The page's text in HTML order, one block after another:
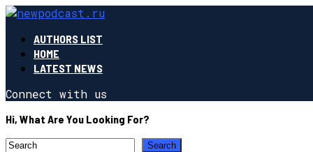
AUTHORS LIST
HOME
LATEST NEWS
Connect with us
Hi, What Are You Looking For?